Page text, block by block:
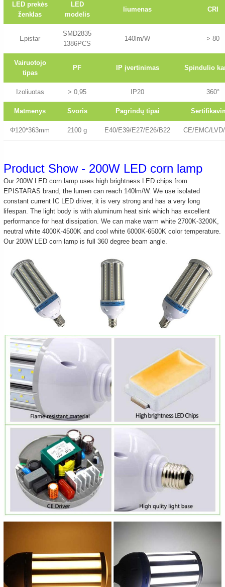
LED prekės
ženklas
LED
modelis
liumenas CRI
Epistar
SMD2835
1386PCS
140lm/W > 80
Vairuotojo
tipas
PF IP įvertinimas Spindulio
Izoliuotas > 0,95 IP20 360°
Matmenys Svoris Pagrindų tipai
Φ120*363mm 2100 g E40/E39/E27/E26/B22 CE/EMC/
Product Show - 200W LED corn lamp
Our 200W LED corn lamp uses high brightness LED chips from
EPISTARAS brand, the lumen can reach 140lm/W. We use isolated
constant current IC LED driver, it is very strong and has a very long
lifespan. The light body is with aluminum heat sink which has excellent
performance for heat dissipation. We can make warm white 2700K-3200K,
neutral white 4000K-4500K and cool white 6000K-6500K color temperature.
Our 200W LED corn lamp is full 360 degree beam angle.